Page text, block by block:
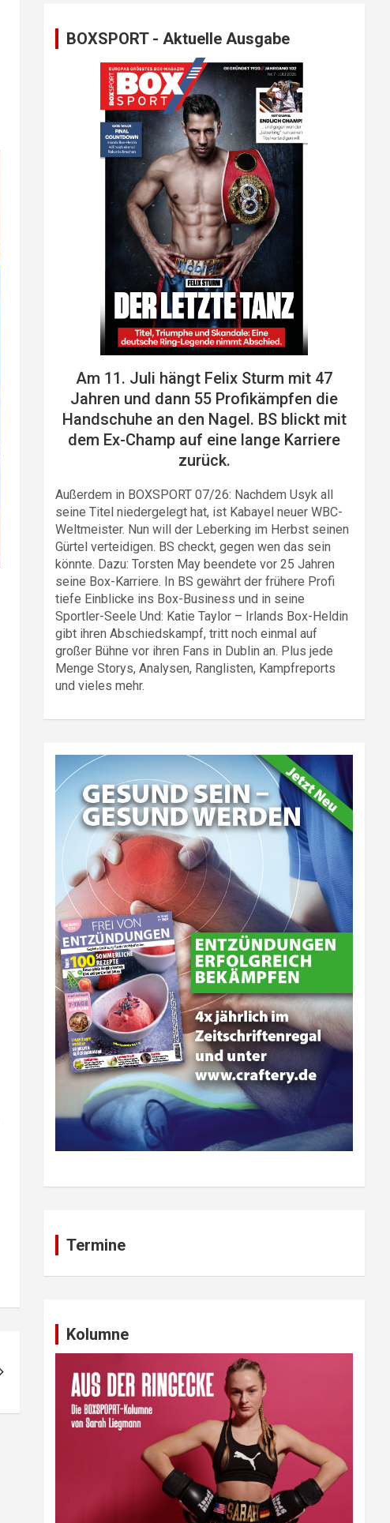
BOXSPORT - Aktuelle Ausgabe
Am 11. Juli hängt Felix Sturm mit 47
Jahren und dann 55 Profikämpfen die
Handschuhe an den Nagel. BS blickt mit
dem Ex-Champ auf eine lange Karriere
zurück.
Außerdem in BOXSPORT 07/26: Nachdem Usyk all
seine Titel niedergelegt hat, ist Kabayel neuer WBC-
Weltmeister. Nun will der Leberking im Herbst seinen
Gürtel verteidigen. BS checkt, gegen wen das sein
könnte. Dazu: Torsten May beendete vor 25 Jahren
seine Box-Karriere. In BS gewährt der frühere Profi
tiefe Einblicke ins Box-Business und in seine
Sportler-Seele Und: Katie Taylor – Irlands Box-Heldin
gibt ihren Abschiedskampf, tritt noch einmal auf
großer Bühne vor ihren Fans in Dublin an. Plus jede
Menge Storys, Analysen, Ranglisten, Kampfreports
und vieles mehr.
Termine
Kolumne